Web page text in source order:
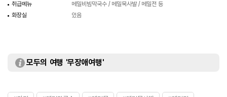
취급메뉴
메밀비빔막국수 / 메밀묵사발 / 메밀전 등
화장실
있음
모두의 여행 '무장애여행'